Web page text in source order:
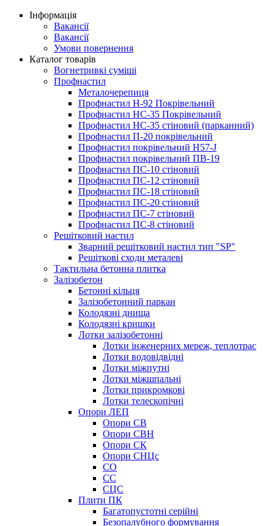
Інформація
Вакансії
Вакансії
Умови повернення
Каталог товарів
Вогнетривкі суміші
Профнастил
Металочерепиця
Профнастил Н-92 Покрівельний
Профнастил НС-35 Покрівельний
Профнастил НС-35 стіновий (парканний)
Профнастил П-20 покрівельний
Профнастил покрівельний H57-J
Профнастил покрівельний ПВ-19
Профнастил ПС-10 стіновий
Профнастил ПС-12 стіновий
Профнастил ПС-18 стіновий
Профнастил ПС-20 стіновий
Профнастил ПС-7 стіновий
Профнастил ПС-8 стіновий
Решітковий настил
Зварний решітковий настил тип "SP"
Решіткові сходи металеві
Тактильна бетонна плитка
Залізобетон
Бетонні кільця
Залізобетонний паркан
Колодязні днища
Колодязні кришки
Лотки залізобетонні
Лотки інженерних мереж, теплотрас
Лотки водовідвідні
Лотки міжпутні
Лотки міжшпальні
Лотки прикромкові
Лотки телескопічні
Опори ЛЕП
Опори СВ
Опори СВН
Опори СК
Опори СНЦс
СО
СС
СЦС
Плити ПК
Багатопустотні серійні
Безопалубного формування